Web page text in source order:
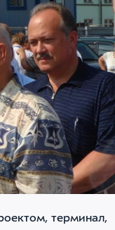
терминал,